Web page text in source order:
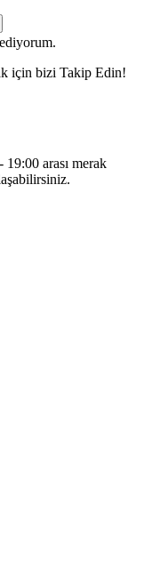
için bizi Takip Edin!
arası merak